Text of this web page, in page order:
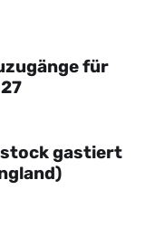
für
gastiert